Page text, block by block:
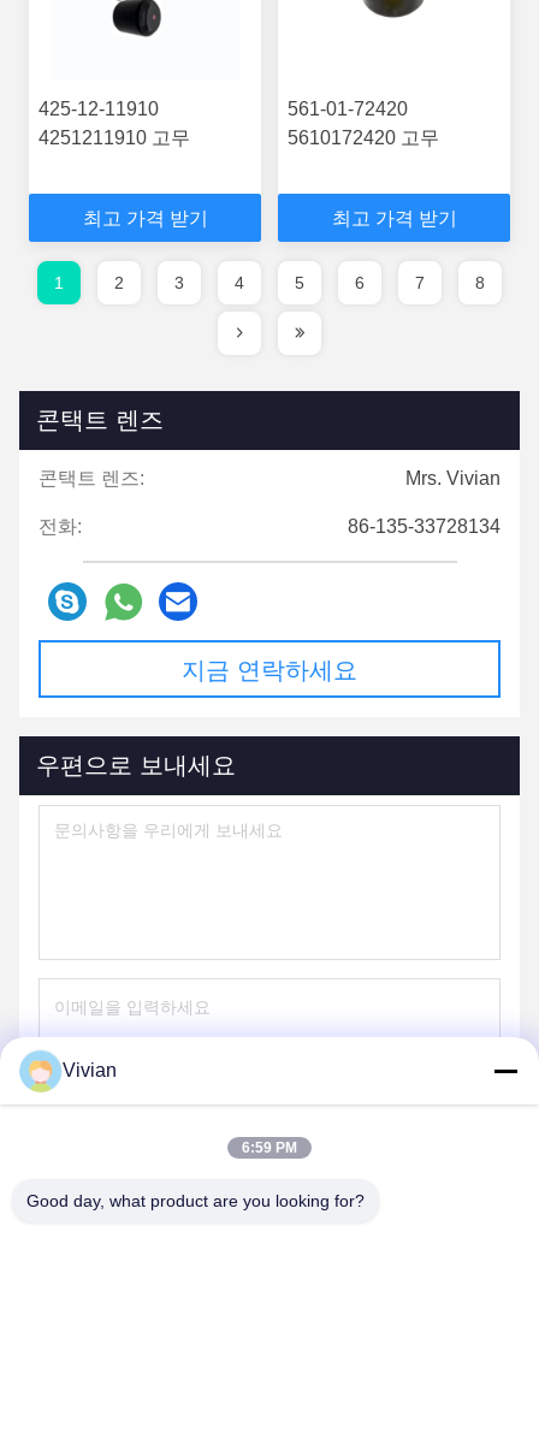
425-12-11910
4251211910 고무
최고 가격 받기
561-01-72420
5610172420 고무
최고 가격 받기
1 2 3 4 5 6 7 8
콘택트 렌즈
콘택트 렌즈: Mrs. Vivian
전화: 86-135-33728134
지금 연락하세요
우편으로 보내세요
Vivian
6:59 PM
Good day, what product are you looking for?